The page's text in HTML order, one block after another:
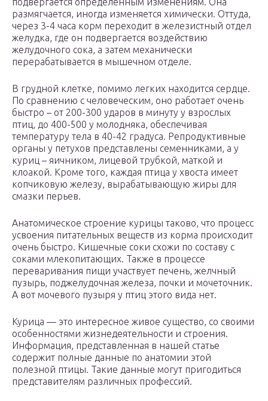
размягчается, иногда изменяется химически. Оттуда,
через 3-4 часа корм переходит в железистный отдел
желудка, где он подвергается воздействию
желудочного сока, а затем механически
перерабатывается в мышечном отделе.
В грудной клетке, помимо легких находится сердце.
По сравнению с человеческим, оно работает очень
быстро – от 200-300 ударов в минуту у взрослых
птиц, до 400-500 у молодняка, обеспечивая
температуру тела в 40-42 градуса. Репродуктивные
органы у петухов представлены семенниками, а у
куриц – яичником, лицевой трубкой, маткой и
клоакой. Кроме того, каждая птица у хвоста имеет
копчиковую железу, вырабатывающую жиры для
смазки перьев.
Анатомическое строение курицы таково, что процесс
усвоения питательных веществ из корма происходит
очень быстро. Кишечные соки схожи по составу с
соками млекопитающих. Также в процессе
переваривания пищи участвует печень, желчный
пузырь, поджелудочная железа, почки и мочеточник.
А вот мочевого пузыря у птиц этого вида нет.
Курица — это интересное живое существо, со своими
особенностями жизнедеятельности и строения.
Информация, представленная в нашей статье
содержит полные данные по анатомии этой
полезной птицы. Такие данные могут пригодиться
представителям различных профессий.